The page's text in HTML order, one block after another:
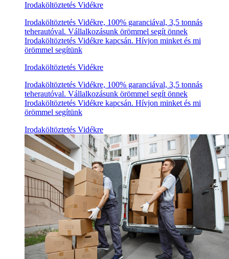
Irodaköltöztetés Vidékre
Irodaköltöztetés Vidékre, 100% garanciával, 3,5 tonnás
teherautóval. Vállalkozásunk örömmel segít önnek
Irodaköltöztetés Vidékre kapcsán. Hívjon minket és mi
örömmel segítünk
Irodaköltöztetés Vidékre
Irodaköltöztetés Vidékre, 100% garanciával, 3,5 tonnás
teherautóval. Vállalkozásunk örömmel segít önnek
Irodaköltöztetés Vidékre kapcsán. Hívjon minket és mi
örömmel segítünk
Irodaköltöztetés Vidékre